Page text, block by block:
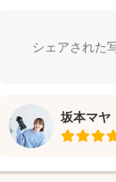
中、長女がグズっ
シェアされた